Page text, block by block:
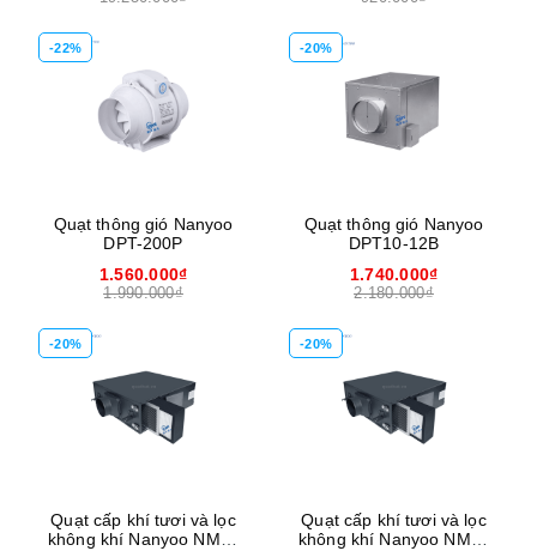
-22%
Quạt thông gió Nanyoo
DPT-200P
1.560.000₫
1.990.000₫
-20%
Quạt thông gió Nanyoo
DPT10-12B
1.740.000₫
2.180.000₫
-20%
Quạt cấp khí tươi và lọc
không khí Nanyoo NMD-
-20%
Quạt cấp khí tươi và lọc
không khí Nanyoo NMD-